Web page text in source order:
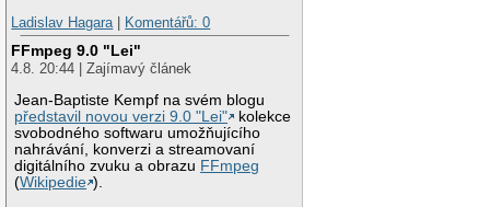
Ladislav Hagara
Komentářů: 0
FFmpeg 9.0 "Lei"
4.8. 20:44 | Zajímavý článek
Jean-Baptiste Kempf na svém blogu
představil novou verzi 9.0 "Lei"
kolekce
svobodného softwaru umožňujícího
nahrávání, konverzi a streamovaní
digitálního zvuku a obrazu FFmpeg
(Wikipedie ).